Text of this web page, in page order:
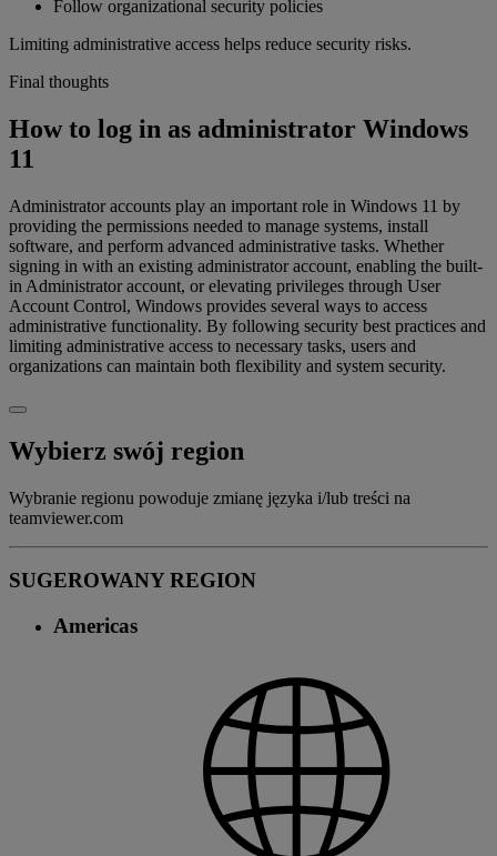
Follow organizational security policies
Limiting administrative access helps reduce security risks.
Final thoughts
How to log in as administrator Windows
11
Administrator accounts play an important role in Windows 11 by
providing the permissions needed to manage systems, install
software, and perform advanced administrative tasks. Whether
signing in with an existing administrator account, enabling the built-
in Administrator account, or elevating privileges through User
Account Control, Windows provides several ways to access
administrative functionality. By following security best practices and
limiting administrative access to necessary tasks, users and
organizations can maintain both flexibility and system security.
Wybierz swój region
Wybranie regionu powoduje zmianę języka i/lub treści na
teamviewer.com
SUGEROWANY REGION
Americas